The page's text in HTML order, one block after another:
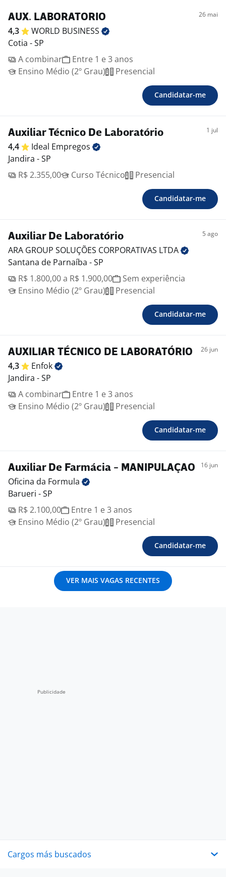
AUX. LABORATORIO 26 mai
4,3 WORLD BUSINESS
Cotia - SP
A combinar
Entre 1 e 3 anos
Ensino Médio (2º Grau)
Presencial
Candidatar-me
Auxiliar Técnico De Laboratório 1 jul
4,4 Ideal Empregos
Jandira - SP
R$ 2.355,00
Curso Técnico Presencial
Candidatar-me
Auxiliar De Laboratório 5 ago
ARA GROUP SOLUÇÕES CORPORATIVAS LTDA
Santana de Parnaíba - SP
R$ 1.800,00 a R$ 1.900,00
Sem experiência
Ensino Médio (2º Grau)
Presencial
Candidatar-me
AUXILIAR TÉCNICO DE LABORATÓRIO 26 jun
4,3
Enfok
Jandira - SP
A combinar
Entre 1 e 3 anos
Ensino Médio (2º Grau)
Presencial
Candidatar-me
Auxiliar De Farmácia - MANIPULAÇAO 16 jun
Oficina da Formula
Barueri - SP
R$ 2.100,00
Entre 1 e 3 anos
Ensino Médio (2º Grau)
Presencial
Candidatar-me
VER MAIS VAGAS RECENTES
Cargos más buscados